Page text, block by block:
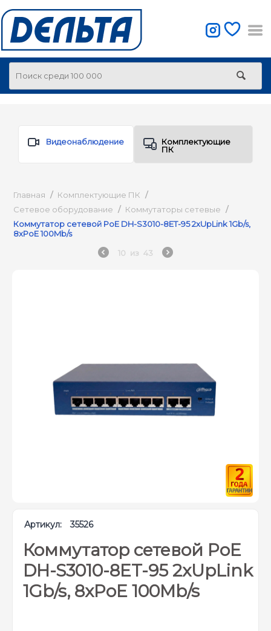
Видеонаблюдение
Комплектующие
ПК
Главная / Комплектующие ПК /
Сетевое оборудование / Коммутаторы сетевые /
Коммутатор сетевой PoE DH-S3010-8ET-95 2xUpLink 1Gb/s,
8xPoE 100Mb/s
10 из 43
Артикул: 35526
Коммутатор сетевой PoE
DH-S3010-8ET-95 2xUpLink
1Gb/s, 8xPoE 100Mb/s